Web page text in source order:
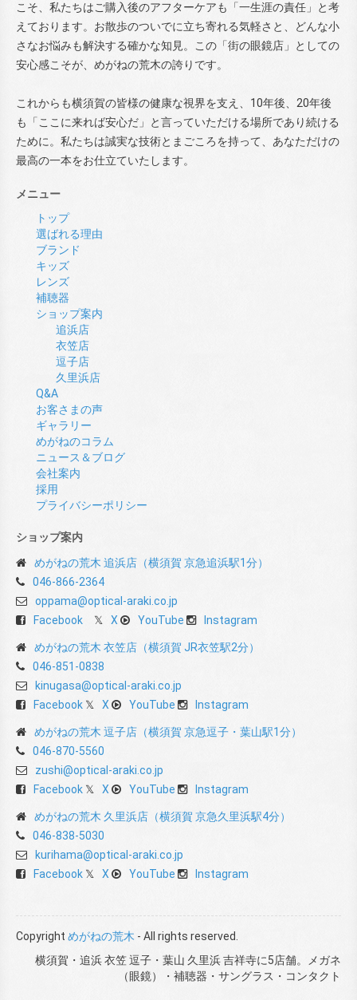
こそ、私たちはご購入後のアフターケアも「一生涯の責任」と考
えております。お散歩のついでに立ち寄れる気軽さと、どんな小
さなお悩みも解決する確かな知見。この「街の眼鏡店」としての
安心感こそが、めがねの荒木の誇りです。
これからも横須賀の皆様の健康な視界を支え、10年後、20年後
も「ここに来れば安心だ」と言っていただける場所であり続ける
ために。私たちは誠実な技術とまごころを持って、あなただけの
最高の一本をお仕立ていたします。
メニュー
トップ
選ばれる理由
ブランド
キッズ
レンズ
補聴器
ショップ案内
追浜店
衣笠店
逗子店
久里浜店
Q&A
お客さまの声
ギャラリー
めがねのコラム
ニュース＆ブログ
会社案内
採用
プライバシーポリシー
ショップ案内
めがねの荒木 追浜店（横須賀 京急追浜駅1分）
046-866-2364
oppama@optical-araki.co.jp
Facebook
X YouTube Instagram
めがねの荒木 衣笠店（横須賀 JR衣笠駅2分）
046-851-0838
kinugasa@optical-araki.co.jp
Facebook
X YouTube Instagram
めがねの荒木 逗子店（横須賀 京急逗子・葉山駅1分）
046-870-5560
zushi@optical-araki.co.jp
Facebook
X YouTube Instagram
めがねの荒木 久里浜店（横須賀 京急久里浜駅4分）
046-838-5030
kurihama@optical-araki.co.jp
Facebook
X YouTube Instagram
Copyright めがねの荒木 - All rights reserved.
横須賀・追浜 衣笠 逗子・葉山 久里浜 吉祥寺に5店舗。メガネ
（眼鏡）・補聴器・サングラス・コンタクト